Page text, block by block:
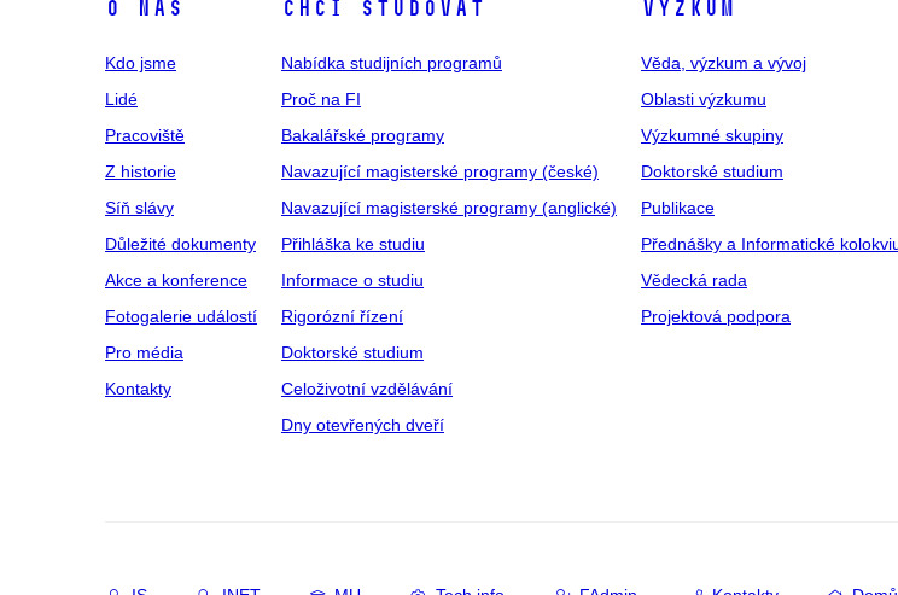
O NÁS
Kdo jsme
Lidé
Pracoviště
Z historie
Síň slávy
Důležité dokumenty
Akce a konference
Fotogalerie událostí
Pro média
Kontakty
CHCI STUDOVAT
Nabídka studijních programů
Proč na FI
Bakalářské programy
Navazující magisterské programy (české)
Navazující magisterské programy (anglické)
Přihláška ke studiu
Informace o studiu
Rigorózní řízení
Doktorské studium
Celoživotní vzdělávání
Dny otevřených dveří
VÝZKUM
Věda, výzkum a vývoj
Oblasti výzkumu
Výzkumné skupiny
Doktorské studium
Publikace
Přednášky a Informatické
Vědecká rada
Projektová podpora